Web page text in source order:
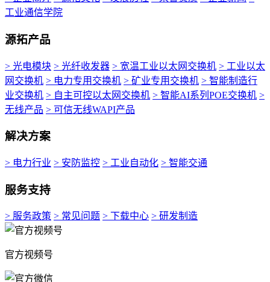
工业通信学院
源拓产品
> 光电模块 > 光纤收发器 > 宽温工业以太网交换机 > 工业以太
网交换机 > 电力专用交换机 > 矿业专用交换机 > 智能制造行
业交换机 > 自主可控以太网交换机 > 智能AI系列POE交换机 >
无线产品 > 可信无线WAPI产品
解决方案
> 电力行业 > 安防监控 > 工业自动化 > 智能交通
服务支持
> 服务政策 > 常见问题 > 下载中心 > 研发制造
官方视频号